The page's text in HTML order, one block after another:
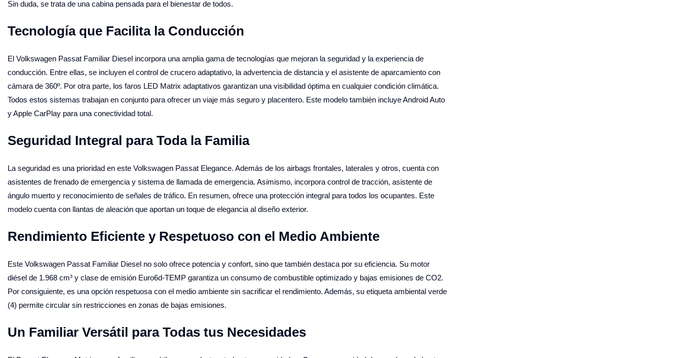
Sin duda, se trata de una cabina pensada para el bienestar de todos.
Tecnología que Facilita la Conducción
El Volkswagen Passat Familiar Diesel incorpora una amplia gama de tecnologías que mejoran la seguridad y la experiencia de
conducción. Entre ellas, se incluyen el control de crucero adaptativo, la advertencia de distancia y el asistente de aparcamiento con
cámara de 360º. Por otra parte, los faros LED Matrix adaptativos garantizan una visibilidad óptima en cualquier condición climática.
Todos estos sistemas trabajan en conjunto para ofrecer un viaje más seguro y placentero. Este modelo también incluye Android Auto
y Apple CarPlay para una conectividad total.
Seguridad Integral para Toda la Familia
La seguridad es una prioridad en este Volkswagen Passat Elegance. Además de los airbags frontales, laterales y otros, cuenta con
asistentes de frenado de emergencia y sistema de llamada de emergencia. Asimismo, incorpora control de tracción, asistente de
ángulo muerto y reconocimiento de señales de tráfico. En resumen, ofrece una protección integral para todos los ocupantes. Este
modelo cuenta con llantas de aleación que aportan un toque de elegancia al diseño exterior.
Rendimiento Eficiente y Respetuoso con el Medio Ambiente
Este Volkswagen Passat Familiar Diesel no solo ofrece potencia y confort, sino que también destaca por su eficiencia. Su motor
diésel de 1.968 cm³ y clase de emisión Euro6d-TEMP garantiza un consumo de combustible optimizado y bajas emisiones de CO2.
Por consiguiente, es una opción respetuosa con el medio ambiente sin sacrificar el rendimiento. Además, su etiqueta ambiental verde
(4) permite circular sin restricciones en zonas de bajas emisiones.
Un Familiar Versátil para Todas tus Necesidades